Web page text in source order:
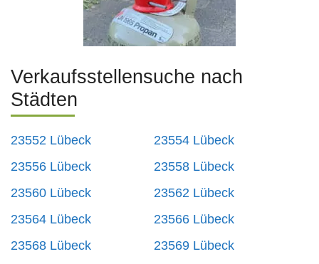
Verkaufsstellensuche nach
Städten
23552 Lübeck
23554 Lübeck
23556 Lübeck
23558 Lübeck
23560 Lübeck
23562 Lübeck
23564 Lübeck
23566 Lübeck
23568 Lübeck
23569 Lübeck